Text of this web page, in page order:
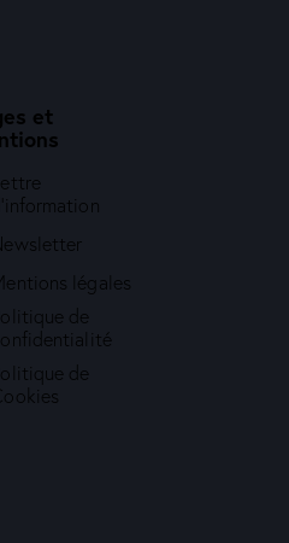
et
légales
de
de